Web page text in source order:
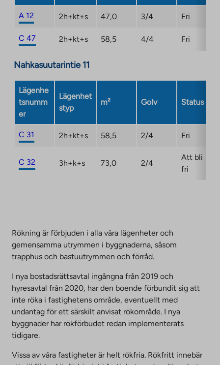
tab
A 12 2h+kt+s 47,0 3/4 Fri
C 47 2h+kt+s 58,5 4/4 Fri
Nahkasuutarintie 11
Lägenhe
tsnumm
er
Lägenhet
styp
m² Golv Status
C 31 2h+kt+s 58,5 2/4 Fri
C 32 3h+k+s 73,0 2/4
Att bli
fri
Rökning är förbjuden i alla våra lägenheter och
gemensamma utrymmen i byggnaderna, såsom
trapphus och bastuutrymmen och förråd.
I nya bostadsrättsavtal ingångna från 2019 och
hyresavtal från 2020, har den boende förbundit sig att
inte röka i fastighetens område, eventuellt med
undantag för ett särskilt anvisat rökområde. I nya
byggnader har rökförbudet redan implementerats
tidigare.
Vissa av våra fastigheter är helt rökfria. Rökfritt innebär